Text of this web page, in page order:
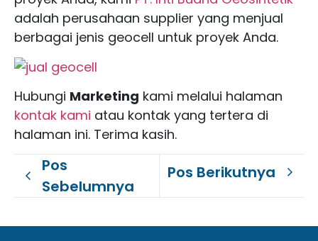
adalah perusahaan supplier yang menjual
berbagai jenis geocell untuk proyek Anda.
Hubungi Marketing kami melalui halaman
kontak kami atau kontak yang tertera di
halaman ini. Terima kasih.
Pos
Sebelumnya
Pos Berikutnya